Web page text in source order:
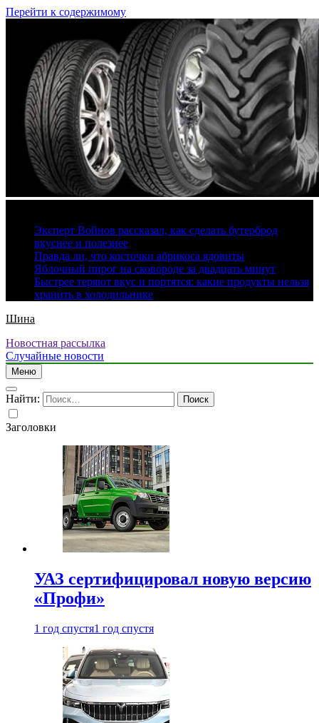
Перейти к содержимому
Эксперт Войнов рассказал, как сделать бутерброд
вкуснее и полезнее
Правда ли, что косточки абрикоса ядовиты
Яблочный пирог на сковороде за двадцать минут
Быстрее теряют вкус и портятся: какие продукты нельзя
хранить в холодильнике
Шина
Новостная рассылка
Случайные новости
Меню
Найти:
Заголовки
УАЗ сертифицировал новую версию
«Профи»
1 год спустя1 год спустя